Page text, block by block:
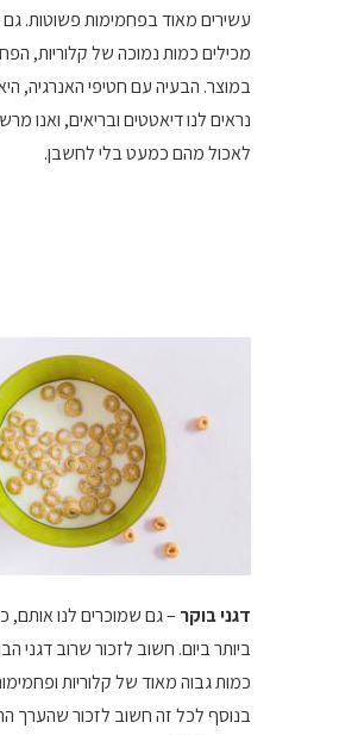
עשירים מאוד בפחמימות פשוטות.
מכילים כמות נמוכה של קלוריות,
במוצר. הבעיה עם חטיפי האנרגיה,
נראים לנו דיאטטים ובריאים, ואנו
לאכול מהם כמעט בלי לחשבן.
דגני בוקר – גם שמוכרים לנו אותם,
ביותר ביום. חשוב לזכור שרוב דגני
כמות גבוה מאוד של קלוריות
בנוסף לכל זה חשוב לזכור שהערך